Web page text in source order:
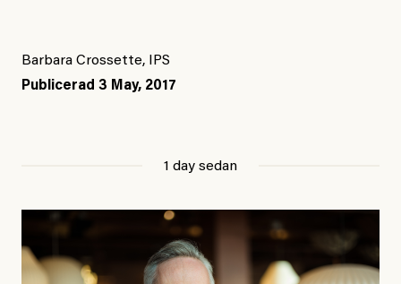
Barbara Crossette, IPS
Publicerad 3 May, 2017
1 day sedan